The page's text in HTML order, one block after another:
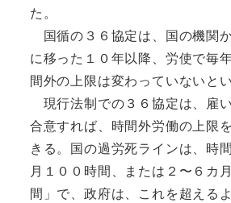
た。
国循の３６協定は、国の機関
に移った１０年以降、労使で毎
間外の上限は変わっていないとい
現行法制での３６協定は、雇
合意すれば、時間外労働の上限
きる。国の過労死ラインは、時
月１００時間、または２〜６カ
間」で、政府は、これを超える